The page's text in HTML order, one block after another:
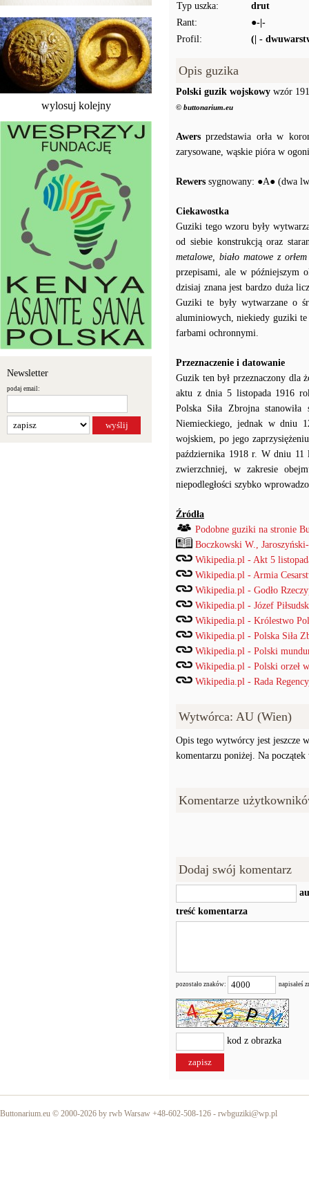
wylosuj kolejny
Newsletter
podaj email:
Typ uszka:
drut
Rant:
●-|-
Profil:
(| -
Opis guzika
Polski guzik wojskowy wzór
© buttonarium.eu
Awers przedstawia orła w
zarysowane, wąskie pióra w
Rewers sygnowany: ●A● (dwa
Ciekawostka
Guziki tego wzoru były
od siebie konstrukcją oraz
metalowe, biało matowe z
przepisami, ale w późniejszym
dzisiaj znana jest bardzo duża
Guziki te były wytwarzane o
aluminiowych, niekiedy guziki te
farbami ochronnymi.
Przeznaczenie i datowanie
Guzik ten był przeznaczony dla
aktu z dnia 5 listopada 1916
Polska Siła Zbrojna stanowiła
Niemieckiego, jednak w dniu
wojskiem, po jego
października 1918 r. W dniu 11
zwierzchniej, w zakresie
niepodległości szybko
Źródła
Podobne guziki na stronie
Boczkowski W.,
Wikipedia.pl - Akt 5
Wikipedia.pl - Armia
Wikipedia.pl - Godło
Wikipedia.pl - Józef
Wikipedia.pl - Królestwo
Wikipedia.pl - Polska Siła
Wikipedia.pl - Polski
Wikipedia.pl - Polski orzeł
Wikipedia.pl - Rada
Wytwórca: AU (Wien)
Opis tego wytwórcy jest jeszcze
komentarzu poniżej. Na
Komentarze
Dodaj swój komentarz
treść komentarza
pozostało znaków: napisałeś
kod z obrazka
Buttonarium.eu © 2000-2026 by rwb Warsaw +48-602-508-126 - rwbguziki@wp.pl